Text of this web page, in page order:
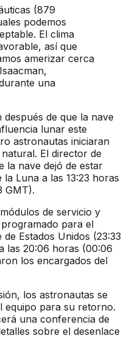
(879
podemos
El clima
así que
amerizar cerca
una
de que la nave
lunar este
astronautas iniciaran
El director de
la nave dejó de estar
Luna a las 13:23 horas
GMT).
de servicio y
para el
Estados Unidos (23:33
las 20:06 horas (00:06
los encargados del
los astronautas se
equipo para su retorno.
una conferencia de
sobre el desenlace